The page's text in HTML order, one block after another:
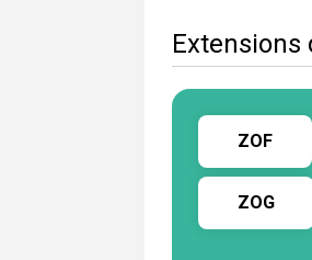
Extensions
ZOF
ZOG